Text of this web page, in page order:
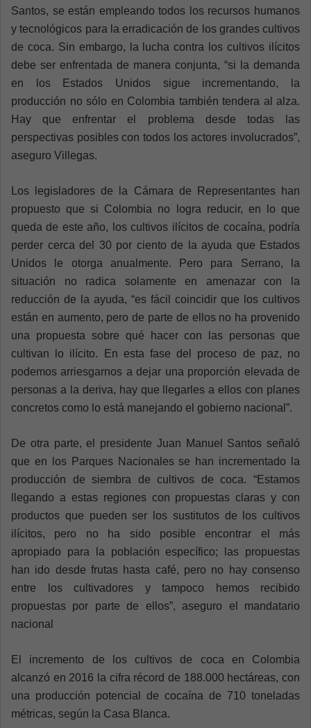
Santos, se están empleando todos los recursos humanos
y tecnológicos para la erradicación de los grandes cultivos
de coca. Sin embargo, la lucha contra los cultivos ilícitos
debe ser enfrentada de manera conjunta, “si la demanda
en los Estados Unidos sigue incrementando, la
producción no sólo en Colombia también tendera al alza.
Hay que enfrentar el problema desde todas las
perspectivas posibles con todos los actores involucrados”,
aseguro Villegas.
Los legisladores de la Cámara de Representantes han
propuesto que si Colombia no logra reducir, en lo que
queda de este año, los cultivos ilícitos de cocaína, podría
perder cerca del 30 por ciento de la ayuda que Estados
Unidos le otorga anualmente. Pero para Serrano, la
situación no radica solamente en amenazar con la
reducción de la ayuda, “es fácil coincidir que los cultivos
están en aumento, pero de parte de ellos no ha provenido
una propuesta sobre qué hacer con las personas que
cultivan lo ilícito. En esta fase del proceso de paz, no
podemos arriesgarnos a dejar una proporción elevada de
personas a la deriva, hay que llegarles a ellos con planes
concretos como lo está manejando el gobierno nacional”.
De otra parte, el presidente Juan Manuel Santos señaló
que en los Parques Nacionales se han incrementado la
producción de siembra de cultivos de coca. “Estamos
llegando a estas regiones con propuestas claras y con
productos que pueden ser los sustitutos de los cultivos
ilícitos, pero no ha sido posible encontrar el más
apropiado para la población específico; las propuestas
han ido desde frutas hasta café, pero no hay consenso
entre los cultivadores y tampoco hemos recibido
propuestas por parte de ellos”, aseguro el mandatario
nacional
El incremento de los cultivos de coca en Colombia
alcanzó en 2016 la cifra récord de 188.000 hectáreas, con
una producción potencial de cocaína de 710 toneladas
métricas, según la Casa Blanca.